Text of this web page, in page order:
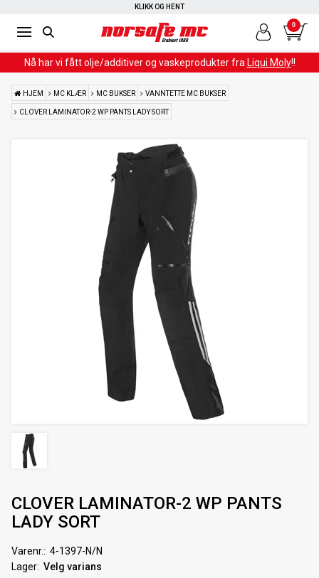
RASK LEVERING
KLIKK OG HENT
0
Nå har vi fått olje/additiver og vaskeprodukter fra Liqui Moly!!
HJEM MC KLÆR MC BUKSER VANNTETTE MC BUKSER
CLOVER LAMINATOR-2 WP PANTS LADY SORT
CLOVER LAMINATOR-2 WP PANTS
LADY SORT
Varenr.
4-1397-N/N
Lager Velg varians